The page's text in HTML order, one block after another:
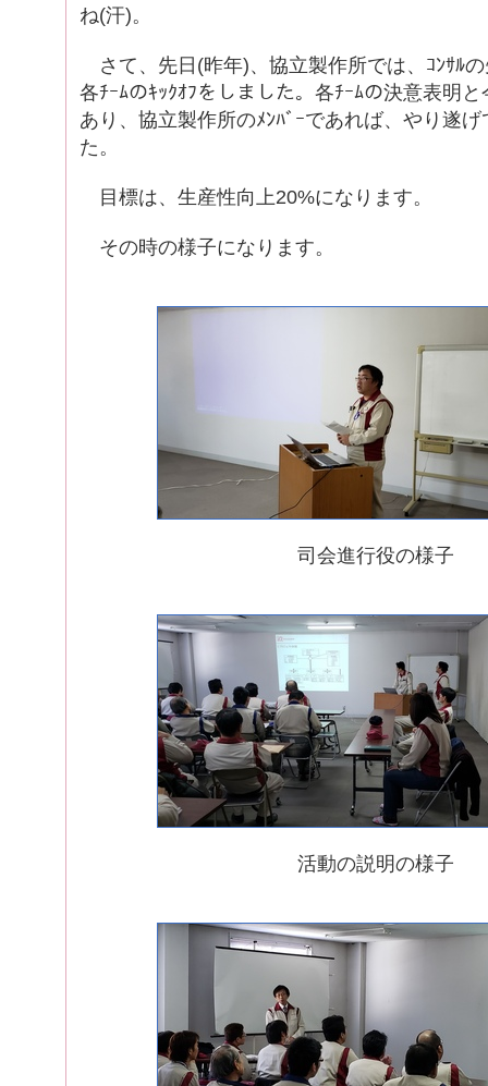
ね(汗)。
さて、先日(昨年)、協立製作所では、ｺﾝｻﾙ
各ﾁｰﾑのｷｯｸｵﾌをしました。各ﾁｰﾑの決意表明
あり、協立製作所のﾒﾝﾊﾞｰであれば、やり遂
た。
目標は、生産性向上20%になります。
その時の様子になります。
司会進行役の様子
活動の説明の様子